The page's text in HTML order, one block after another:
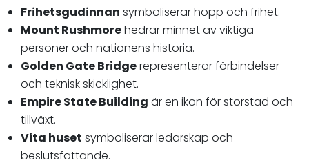
Frihetsgudinnan symboliserar hopp och frihet.
Mount Rushmorehedrar minnet av viktiga
personer och nationens historia.
Golden Gate Bridgerepresenterar förbindelser
och teknisk skicklighet.
Empire State Building är en ikon för storstad och
tillväxt.
Vita huset symboliserar ledarskap och
beslutsfattande.